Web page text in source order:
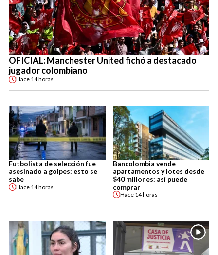
OFICIAL: Manchester United fichó a destacado
jugador colombiano
Hace 14 horas
Futbolista de selección fue
asesinado a golpes: esto se
sabe
Hace 14 horas
Bancolombia vende
apartamentos y lotes desde
$40 millones: así puede
comprar
Hace 14 horas